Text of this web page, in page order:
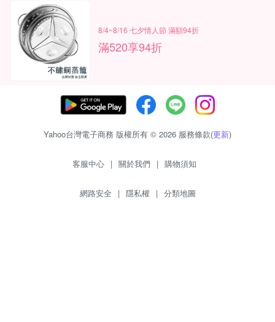
8/4~8/16 七夕情人節 滿額94折
滿520享94折
Yahoo台灣電子商務 版權所有 © 2026 服務條款(更新)
客服中心 | 關於我們 | 購物須知
網路安全 | 隱私權 | 分類地圖